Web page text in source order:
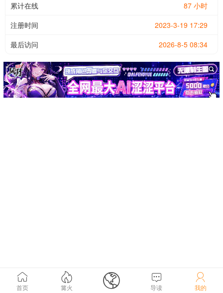
87 小时
累计在线
2023-3-19 17:29
注册时间
2026-8-5 08:34
最后访问

首页

篝火  
导读

我的